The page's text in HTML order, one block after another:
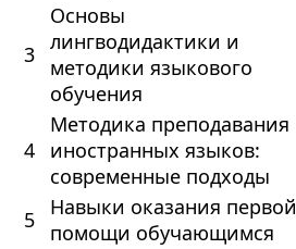
3
Основы
лингводидактики и
методики языкового
обучения
4
Методика преподавания
иностранных языков:
современные подходы
5
Навыки оказания первой
помощи обучающимся